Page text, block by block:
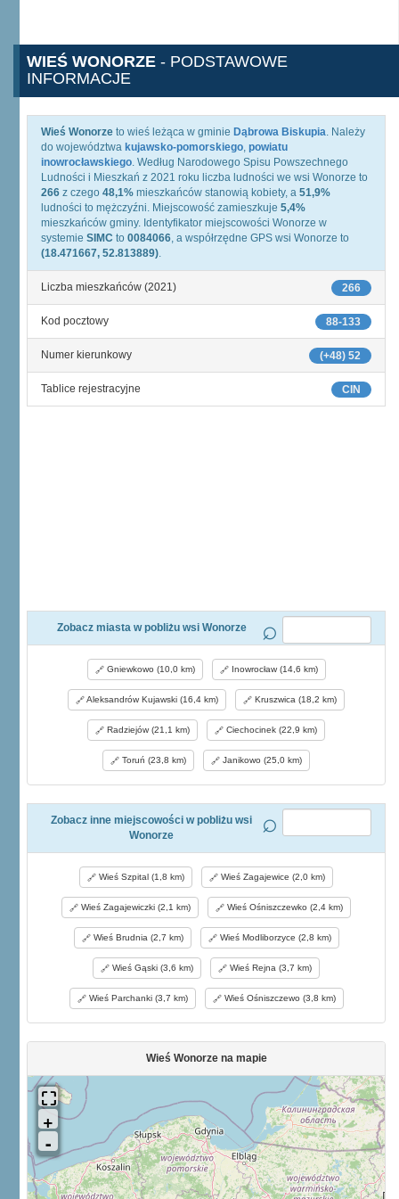
WIEŚ WONORZE - PODSTAWOWE
INFORMACJE
Wieś Wonorze to wieś leżąca w gminie Dąbrowa Biskupia. Należy
do województwa kujawsko-pomorskiego, powiatu
inowrocławskiego. Według Narodowego Spisu Powszechnego
Ludności i Mieszkań z 2021 roku liczba ludności we wsi Wonorze to
266 z czego 48,1% mieszkańców stanowią kobiety, a 51,9%
ludności to mężczyźni. Miejscowość zamieszkuje 5,4%
mieszkańców gminy. Identyfikator miejscowości Wonorze w
systemie SIMC to 0084066, a współrzędne GPS wsi Wonorze to
(18.471667, 52.813889).
266
Liczba mieszkańców (2021)
88-133
Kod pocztowy
(+48) 52
Numer kierunkowy
CIN
Tablice rejestracyjne
Zobacz miasta w pobliżu wsi Wonorze
Gniewkowo (10,0 km) Inowrocław (14,6 km)
Aleksandrów Kujawski (16,4 km) Kruszwica (18,2 km)
Radziejów (21,1 km) Ciechocinek (22,9 km)
Toruń (23,8 km) Janikowo (25,0 km)
Zobacz inne miejscowości w pobliżu wsi
Wonorze
Wieś Szpital (1,8 km) Wieś Zagajewice (2,0 km)
Wieś Zagajewiczki (2,1 km) Wieś Ośniszczewko (2,4 km)
Wieś Brudnia (2,7 km) Wieś Modliborzyce (2,8 km)
Wieś Gąski (3,6 km) Wieś Rejna (3,7 km)
Wieś Parchanki (3,7 km) Wieś Ośniszczewo (3,8 km)
Wieś Wonorze na mapie